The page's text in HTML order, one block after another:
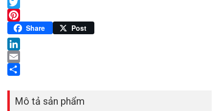
Facebook
Twitter
Pinterest
Share Post
LinkedIn
Email
Mô tả sản phẩm